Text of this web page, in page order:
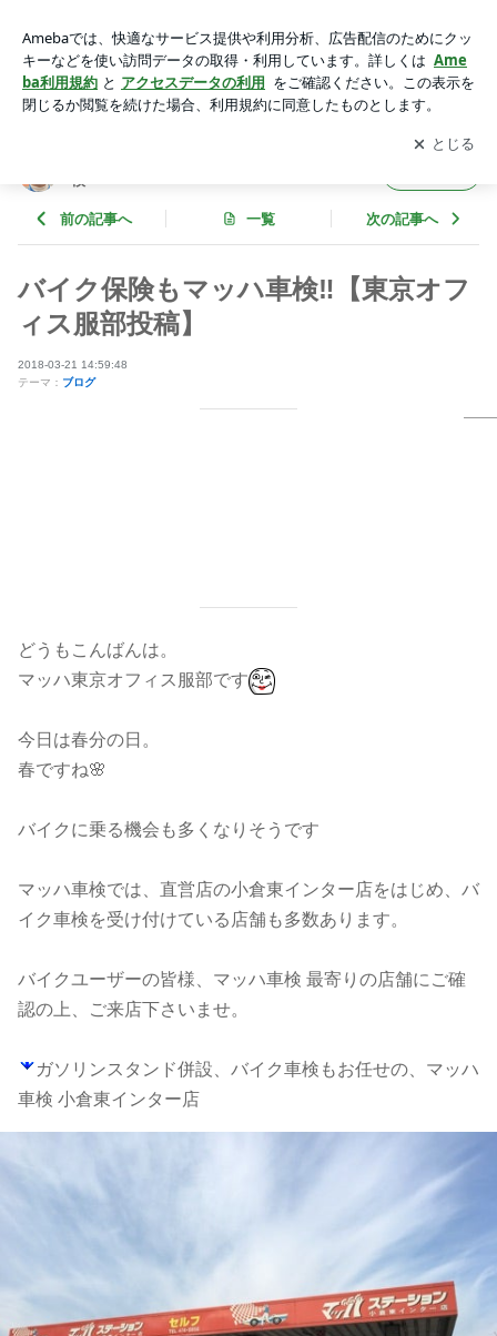
二「DRIVER'S BLOG」withマッハ車検
アプリをダウンロードして ブログの更新通知
を受け取りまし
ょう。
開く
検
前の記事へ 一覧 次の記事へ
バイク保険もマッハ車検‼️【東京オフ
ィス服部投稿】
2018-03-21 14:59:48
テーマ： ブログ
どうもこんばんは。
マッハ東京オフィス服部です
今日は春分の日。
春ですね🌸
バイクに乗る機会も多くなりそうです
マッハ車検では、直営店の小倉東インター店をはじめ、バ
イク車検を受け付けている店舗も多数あります。
バイクユーザーの皆様、マッハ車検 最寄りの店舗にご確
認の上、ご来店下さいませ。
ガソリンスタンド併設、バイク車検もお任せの、マッハ
車検 小倉東インター店